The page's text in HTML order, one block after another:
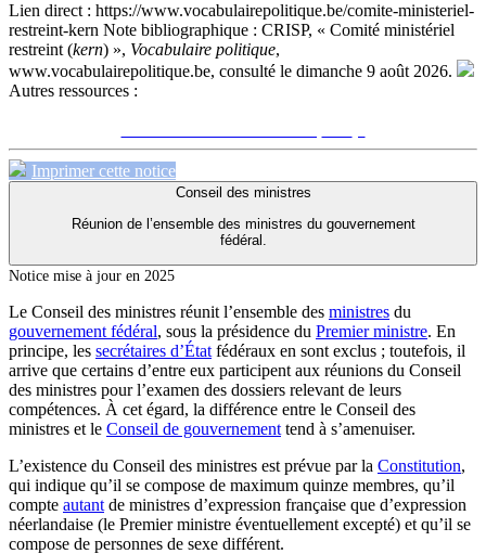
Lien direct : https://www.vocabulairepolitique.be/comite-ministeriel-
restreint-kern Note bibliographique : CRISP, « Comité ministériel
restreint (kern) », Vocabulaire politique,
www.vocabulairepolitique.be, consulté le dimanche 9 août 2026.
Autres ressources :
Imprimer cette notice
Conseil des ministres
Réunion de l’ensemble des ministres du gouvernement
fédéral.
Notice mise à jour en 2025
Le Conseil des ministres réunit l’ensemble des ministres du
gouvernement fédéral, sous la présidence du Premier ministre. En
principe, les secrétaires d’État fédéraux en sont exclus ; toutefois, il
arrive que certains d’entre eux participent aux réunions du Conseil
des ministres pour l’examen des dossiers relevant de leurs
compétences. À cet égard, la différence entre le Conseil des
ministres et le Conseil de gouvernement tend à s’amenuiser.
L’existence du Conseil des ministres est prévue par la Constitution,
qui indique qu’il se compose de maximum quinze membres, qu’il
compte autant de ministres d’expression française que d’expression
néerlandaise (le Premier ministre éventuellement excepté) et qu’il se
compose de personnes de sexe différent.